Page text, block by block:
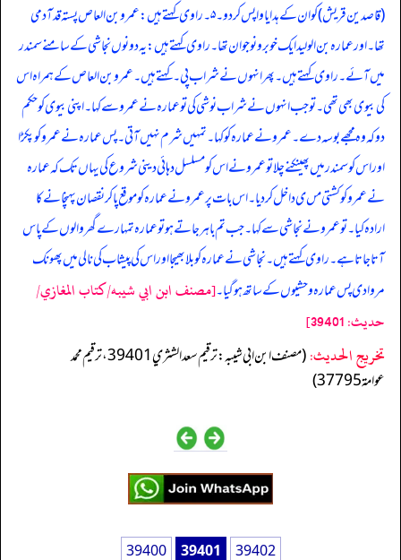
(قاصدین قریش) کو ان کے ہدایا واپس کردو۔ ٥۔ راوی کہتے ہیں: عمرو بن العاص پستہ قد آدمی
تھا۔ اور عمارہ بن الولید ایک خوبرو نوجوان تھا۔ راوی کہتے ہیں: یہ دونوں نجاشی کے سامنے سمندر
میں آئے۔ راوی کہتے ہیں۔ پھر انہوں نے شراب پی۔ کہتے ہیں۔ عمرو بن العاص کے ہمراہ اس
کی بیو ی بھی تھی۔ تو جب انہوں نے شراب نوشی کی تو عمارہ نے عمرو سے کہا۔ اپنی بیوی کو حکم
دو کہ وہ مجھے بوسہ دے۔ عمرو نے عمارہ کو کہا۔ تمہیں شرم نہیں آتی۔ پس عمارہ نے عمرو کو پکڑا
اور اس کو سمندر میں پھینکنے چلا تو عمرو نے اس کو مسلسل دہائی دینی شروع کی یہاں تک کہ عمارہ
نے عمرو کو کشتی مں ی داخل کردیا۔ اس بات پر عمرو نے عمارہ کو موقع پا کر نقصان پہنچانے کا
ارادہ کیا۔ تو عمرو نے نجاشی سے کہا۔ جب تم باہر جاتے ہو تو عمارہ تمہارے گھر والوں کے پاس
آتا جاتا ہے۔ راوی کہتے ہیں۔ نجاشی نے عمارہ کو بلا بھیجا اور اس کی پیشاب کی نالی میں پھونک
مروا دی پس عمارہ وحشیوں کے ساتھ ہوگیا۔[مصنف ابن ابي شيبه/كتاب المغازي/
حدیث: 39401]
تخریج الحدیث:
(مصنف ابن ابي شيبه: ترقيم سعد الشثري 39401، ترقيم محمد
عوامة 37795)
39400 39401 39402